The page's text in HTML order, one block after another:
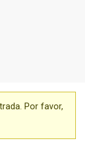
Por favor,